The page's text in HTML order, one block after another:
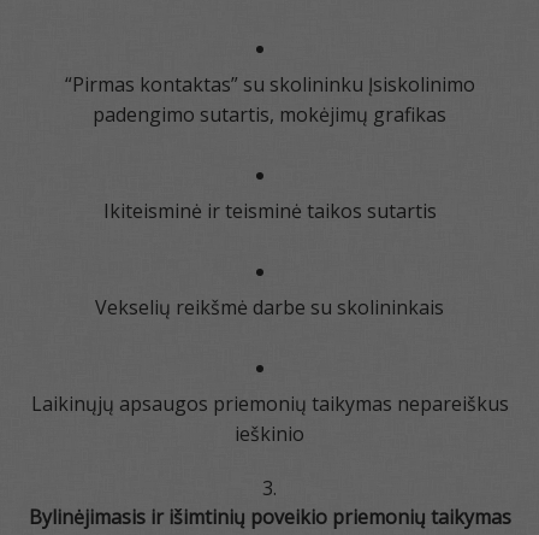
“Pirmas kontaktas” su skolininku Įsiskolinimo
padengimo sutartis, mokėjimų grafikas
Ikiteisminė ir teisminė taikos sutartis
Vekselių reikšmė darbe su skolininkais
Laikinųjų apsaugos priemonių taikymas nepareiškus
ieškinio
Bylinėjimasis ir išimtinių poveikio priemonių taikymas